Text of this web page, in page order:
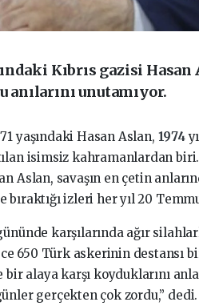
Kıbrıs gazisi
unutamıyor.
yaşındaki Hasan Aslan, 1974
isimsiz kahramanlardan
Aslan, savaşın en çetin
izleri her yıl 20
karşılarında ağır
650 Türk askerinin destansı
alaya karşı koyduklarını
gerçekten çok zordu,” dedi.